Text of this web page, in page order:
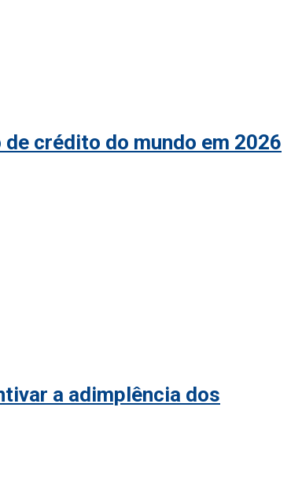
crédito do mundo em 2026
a adimplência dos